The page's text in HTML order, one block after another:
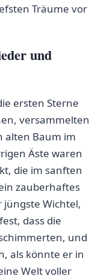
Träume vor
und
ersten Sterne
versammelten
alten Baum im
Äste waren
die im sanften
zauberhaftes
jüngste Wichtel,
dass die
und
als könnte er in
Welt voller